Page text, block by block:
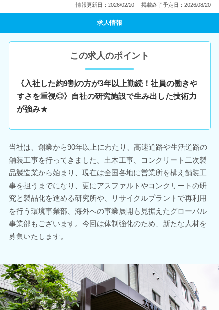
情報更新日：2026/02/20 掲載終了予定日：2026/08/20
求人情報
この求人のポイント
《入社した約9割の方が3年以上勤続！社員の働きや
すさを重視◎》自社の研究施設で生み出した技術力
が強み★
当社は、創業から90年以上にわたり、高速道路や生活道路の
舗装工事を行ってきました。土木工事、コンクリート二次製
品製造業から始まり、現在は全国各地に営業所を構え舗装工
事を担うまでになり、更にアスファルトやコンクリートの研
究と製品化を進める研究所や、リサイクルプラントで再利用
を行う環境事業部、海外への事業展開も見据えたグローバル
事業部もございます。今回は体制強化のため、新たな人材を
募集いたします。